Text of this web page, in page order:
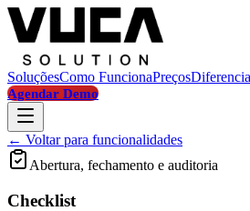
SoluçõesComo FuncionaPreços
Agendar Demo
← Voltar para funcionalidades
Abertura, fechamento e auditoria
Checklist